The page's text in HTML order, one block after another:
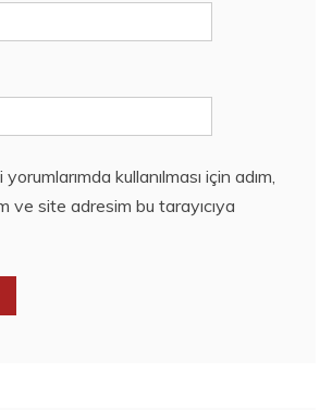
kullanılması için adım,
ve site adresim bu tarayıcıya